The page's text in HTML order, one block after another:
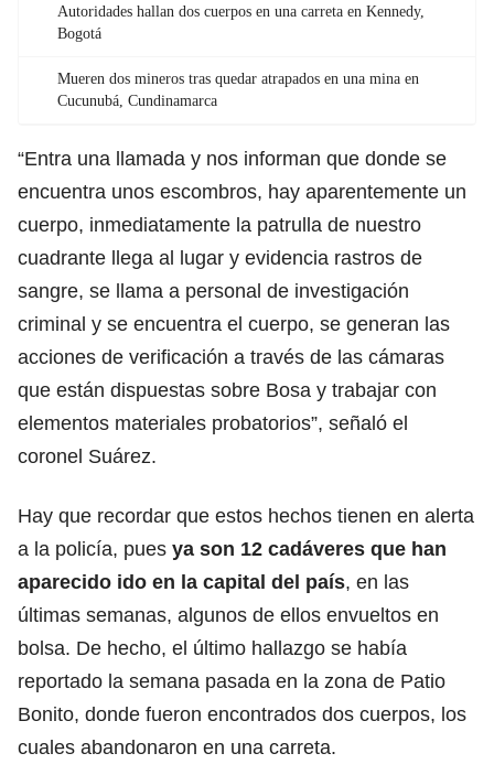
Autoridades hallan dos cuerpos en una carreta en Kennedy,
Bogotá
Mueren dos mineros tras quedar atrapados en una mina en
Cucunubá, Cundinamarca
“Entra una llamada y nos informan que donde se
encuentra unos escombros, hay aparentemente un
cuerpo, inmediatamente la patrulla de nuestro
cuadrante llega al lugar y evidencia rastros de
sangre, se llama a personal de investigación
criminal y se encuentra el cuerpo, se generan las
acciones de verificación a través de las cámaras
que están dispuestas sobre Bosa y trabajar con
elementos materiales probatorios”, señaló el
coronel Suárez.
Hay que recordar que estos hechos tienen en alerta
a la policía, pues ya son 12 cadáveres que han
aparecido ido en la capital del país, en las
últimas semanas, algunos de ellos envueltos en
bolsa. De hecho, el último hallazgo se había
reportado la semana pasada en la zona de Patio
Bonito, donde fueron encontrados dos cuerpos, los
cuales abandonaron en una carreta.